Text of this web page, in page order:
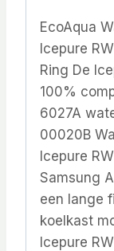
EcoAqua
Icepure
Ring De
100%
6027A
00020B
Icepure
Samsung
een lange
koelkast
Icepure